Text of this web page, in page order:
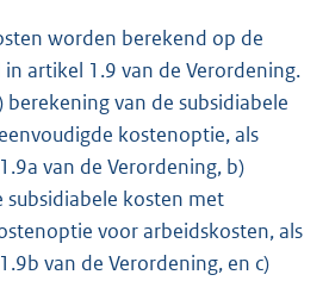
worden berekend op de
artikel 1.9 van de Verordening.
berekening van de subsidiabele
kostenoptie, als
van de Verordening, b)
subsidiabele kosten met
voor arbeidskosten, als
van de Verordening, en c)